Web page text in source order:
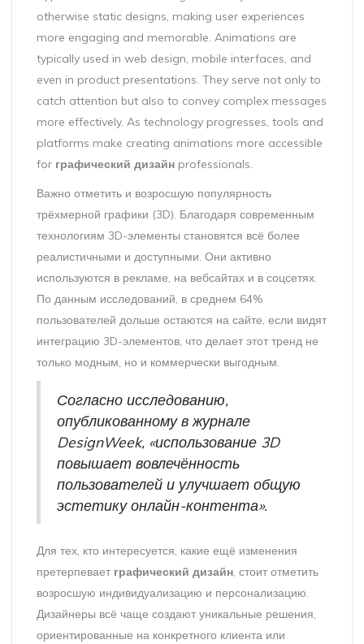
otherwise static designs, making user experiences
more engaging and memorable. Animations are
typically used in web design, mobile interfaces, and
even in product presentations. They serve not only to
catch attention but also to convey complex messages
more effectively. As technology progresses, tools and
platforms make creating animations more accessible
for графический дизайн professionals.
Важно отметить и возросшую популярность
трёхмерной графики (3D). Благодаря современным
технологиям 3D-элементы становятся всё более
реалистичными и доступными. Они активно
используются в рекламе, на вебсайтах и в соцсетях.
По данным исследований, в среднем 64%
пользователей дольше остаются на сайте, если видят
интеграцию 3D-элементов, что делает этот тренд не
только модным, но и коммерчески выгодным.
Согласно исследованию,
опубликованному в журнале
DesignWeek, «использование 3D
повышает вовлечённость
пользователей и улучшает общую
эстетику онлайн-контента».
Для тех, кто интересуется, какие ещё изменения
претерпевает графический дизайн, стоит отметить
возросшую индивидуализацию и персонализацию.
Дизайнеры всё чаще создают уникальные решения,
ориентированные на конкретного клиента или